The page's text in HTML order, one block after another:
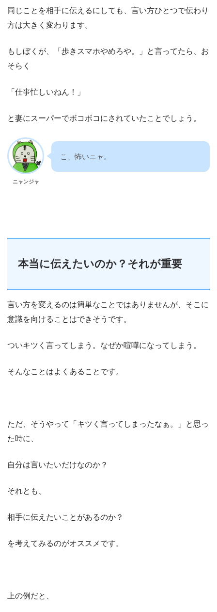
同じことを相手に伝えるにしても、言い方ひとつで伝わり
方は大きく変わります。
もしぼくが、「歩きスマホやめろや。」と言ってたら、お
そらく
「仕事忙しいねん！」
と妻にスーパーでボコボコにされていたことでしょう。
ニャンジャ
こ、怖いニャ。
本当に伝えたいのか？それが重要
言い方を変えるのは簡単なことではありませんが、そこに
意識を向けることはできそうです。
ついキツく言ってしまう。なぜか喧嘩になってしまう。
そんなことはよくあることです。
ただ、そうやって「キツく言ってしまったなぁ。」と思っ
た時に、
自分は言いたいだけなのか？
それとも、
相手に伝えたいことがあるのか？
を考えてみるのがオススメです。
上の例だと、